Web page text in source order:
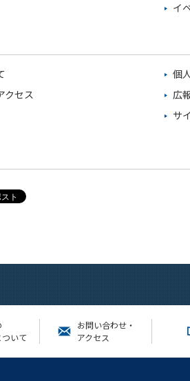
イ
個
クセス
広
サ
いて
お問い合わせ・
アクセス